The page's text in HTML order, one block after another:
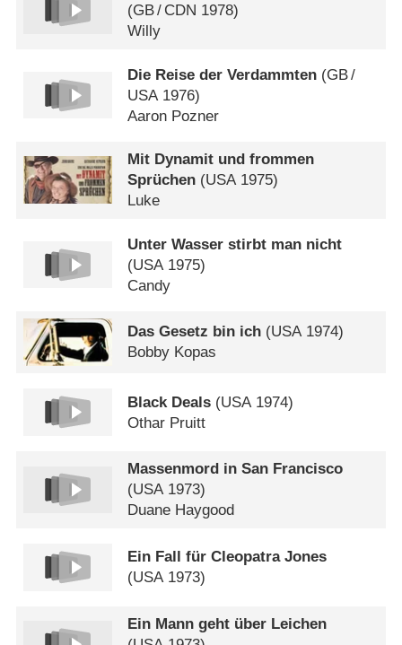
(GB/ CDN 1978)
Willy
Die Reise der Verdammten (GB/
USA 1976)
Aaron Pozner
Mit Dynamit und frommen
Sprüchen (USA1975)
Luke
Unter Wasser stirbt man nicht
(USA 1975)
Candy
Das Gesetz bin ich (USA1974)
Bobby Kopas
Black Deals (USA 1974)
Othar Pruitt
Massenmord in San Francisco
(USA1973)
Duane Haygood
Ein Fall für Cleopatra Jones
(USA1973)
Ein Mann geht über Leichen